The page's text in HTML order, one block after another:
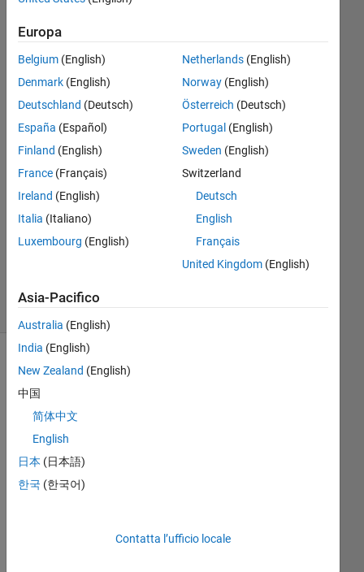
Thomas
Schoenstein
5 Mag
3
Risposte
Risposta
accettata
Aggiornato
5 Mag
Visualizzazioni
(30 giorni)
If I
Europa
Belgium (English)
Denmark (English)
Deutschland (Deutsch)
España (Español)
Finland (English)
France (Français)
Ireland (English)
Italia (Italiano)
Luxembourg (English)
Netherlands(English)
Norway(English)
Österreich (Deutsch)
Portugal (English)
Sweden (English)
Switzerland
Deutsch
English
Français
United Kingdom(English)
Asia-Pacifico
Australia (English)
India (English)
New Zealand (English)
中国
简体中文
English
日本 (日本語)
한국 (한국어)
Contatta l’ufficio locale